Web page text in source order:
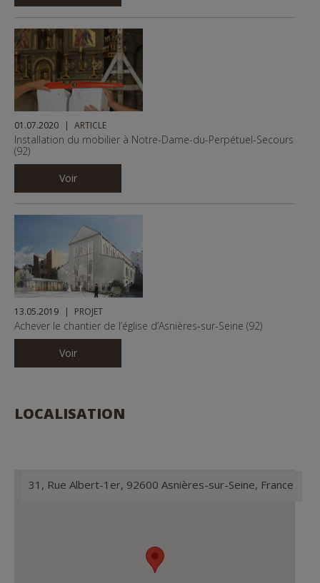
01.07.2020 ARTICLE
Installation du mobilier à Notre-Dame-du-Perpétuel-Secours
(92)
Voir
13.05.2019 PROJET
Achever le chantier de l’église d’Asnières-sur-Seine (92)
Voir
LOCALISATION
31, Rue Albert-1er, 92600 Asnières-sur-Seine, France